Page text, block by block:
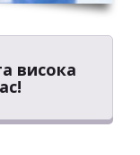
висока